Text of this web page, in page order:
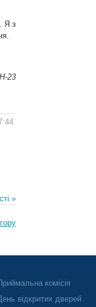
Я з
23
»
комісія
відкритих дверей